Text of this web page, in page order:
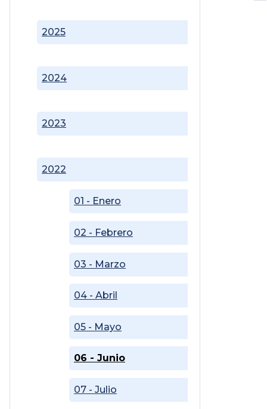
2022
01 - Enero
02 - Febrero
03 - Marzo
04 - Abril
05 - Mayo
06 - Junio
07 - Julio
2023
2024
2025